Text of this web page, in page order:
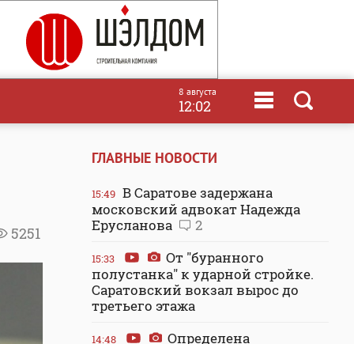
8 августа
12:02
5251
ГЛАВНЫЕ НОВОСТИ
15:49 В Саратове задержана
московский адвокат Надежда
Ерусланова
2
15:33
От "буранного
полустанка" к ударной стройке.
Саратовский вокзал вырос до
третьего этажа
14:48
Определена